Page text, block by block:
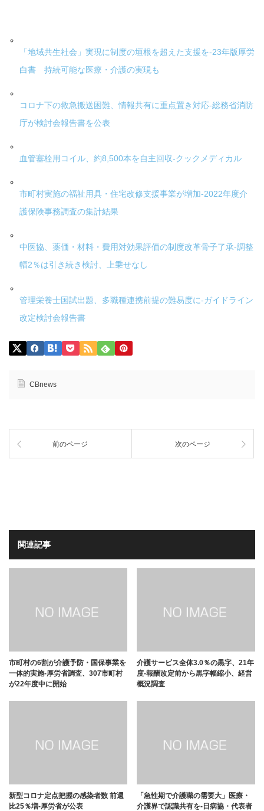
「地域共生社会」実現に制度の垣根を超えた支援を-23年版厚労
白書 持続可能な医療・介護の実現も
コロナ下の救急搬送困難、情報共有に重点置き対応-総務省消防
庁が検討会報告書を公表
血管塞栓用コイル、約8,500本を自主回収-クックメディカル
市町村実施の福祉用具・住宅改修支援事業が増加-2022年度介
護保険事務調査の集計結果
中医協、薬価・材料・費用対効果評価の制度改革骨子了承-調整
幅2％は引き続き検討、上乗せなし
管理栄養士国試出題、多職種連携前提の難易度に-ガイドライン
改定検討会報告書
CBnews
前のページ 次のページ
関連記事
市町村の6割が介護予防・国保事業を
一体的実施-厚労省調査、307市町村
が22年度中に開始
介護サービス全体3.0％の黒字、21年
度-報酬改定前から黒字幅縮小、経営
概況調査
新型コロナ定点把握の感染者数 前週
比25％増-厚労省が公表
「急性期で介護職の需要大」医療・
介護界で認識共有を-日病協・代表者